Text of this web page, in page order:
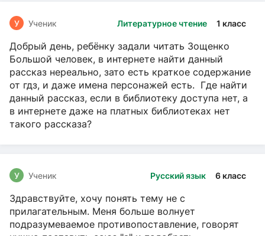
Литературное чтение 1 класс
У Ученик
Добрый день, ребёнку задали читать Зощенко
Большой человек, в интернете найти данный
рассказ нереально, зато есть краткое содержание
от гдз, и даже имена персонажей есть. Где найти
данный рассказ, если в библиотеку доступа нет, а
в интернете даже на платных библиотеках нет
такого рассказа?
Русский язык 6 класс
У Ученик
Здравствуйте, хочу понять тему не с
прилагательным. Меня больше волнует
подразумеваемое противопоставление, говорят